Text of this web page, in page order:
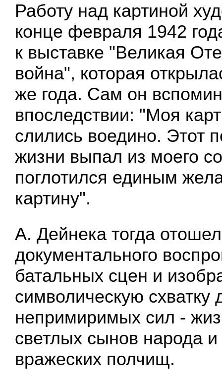
Работу над картиной
конце февраля 1942
к выставке "Великая
война", которая
же года. Сам он
впоследствии: "Моя
слились воедино. Этот
жизни выпал из моего
поглотился единым
картину".
А. Дейнека тогда
документального
батальных сцен и
символическую схватку
непримиримых сил -
светлых сынов народа
вражеских полчищ.